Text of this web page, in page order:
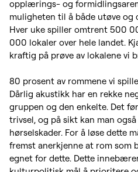
opplærings- og
muligheten til å både utøve og
Hver uke spiller omtrent 500
000 lokaler over hele landet.
kraftig på prøve av lokalene vi
80 prosent av rommene vi
Dårlig akustikk har en rekke
gruppen og den enkelte. Det
trivsel, og på sikt kan man
hørselskader. For å løse dette
fremst anerkjenne at rom som
egnet for dette. Dette